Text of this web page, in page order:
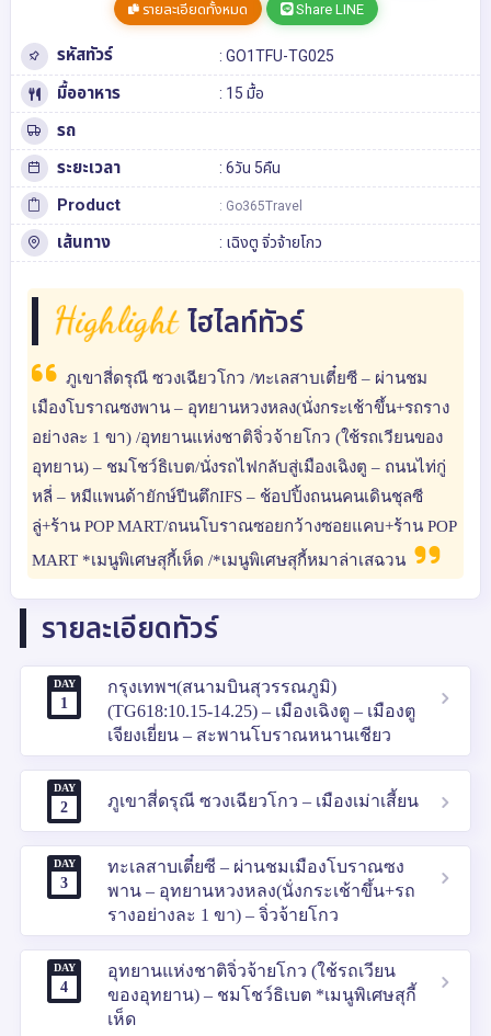
รายละเอียดทั้งหมด Share LINE
รหัสทัวร์ : GO1TFU-TG025
มื้ออาหาร : 15 มื้อ
รถ
ระยะเวลา
: 6วัน 5คืน
Product : Go365Travel
เส้นทาง : เฉิงตู จิ่วจ้ายโกว
Highlight ไฮไลท์ทัวร์
ภูเขาสี่ดรุณี ซวงเฉียวโกว /ทะเลสาบเตี๋ยซี – ผ่านชม
เมืองโบราณซงพาน – อุทยานหวงหลง(นั่งกระเช้าขึ้น+รถราง
อย่างละ 1 ขา) /อุทยานแห่งชาติจิ่วจ้ายโกว (ใช้รถเวียนของ
อุทยาน) – ชมโชว์ธิเบต/นั่งรถไฟกลับสู่เมืองเฉิงตู – ถนนไท่กู่
หลี่ – หมีแพนด้ายักษ์ปีนตึกIFS – ช้อปปิ้งถนนคนเดินชุลซี
ลู่+ร้าน POP MART/ถนนโบราณซอยกว้างซอยแคบ+ร้าน POP
MART *เมนูพิเศษสุกี้เห็ด /*เมนูพิเศษสุกี้หมาล่าเสฉวน
รายละเอียดทัวร์
DAY
1
กรุงเทพฯ(สนามบินสุวรรณภูมิ)
(TG618:10.15-14.25) – เมืองเฉิงตู – เมืองตู
เจียงเยี่ยน – สะพานโบราณหนานเชียว
DAY
2 ภูเขาสี่ดรุณี ซวงเฉียวโกว – เมืองเม่าเสี้ยน
DAY
3
ทะเลสาบเตี๋ยซี – ผ่านชมเมืองโบราณซง
พาน – อุทยานหวงหลง(นั่งกระเช้าขึ้น+รถ
รางอย่างละ 1 ขา) – จิ่วจ้ายโกว
DAY
4
อุทยานแห่งชาติจิ่วจ้ายโกว (ใช้รถเวียน
ของอุทยาน) – ชมโชว์ธิเบต *เมนูพิเศษสุกี้
เห็ด